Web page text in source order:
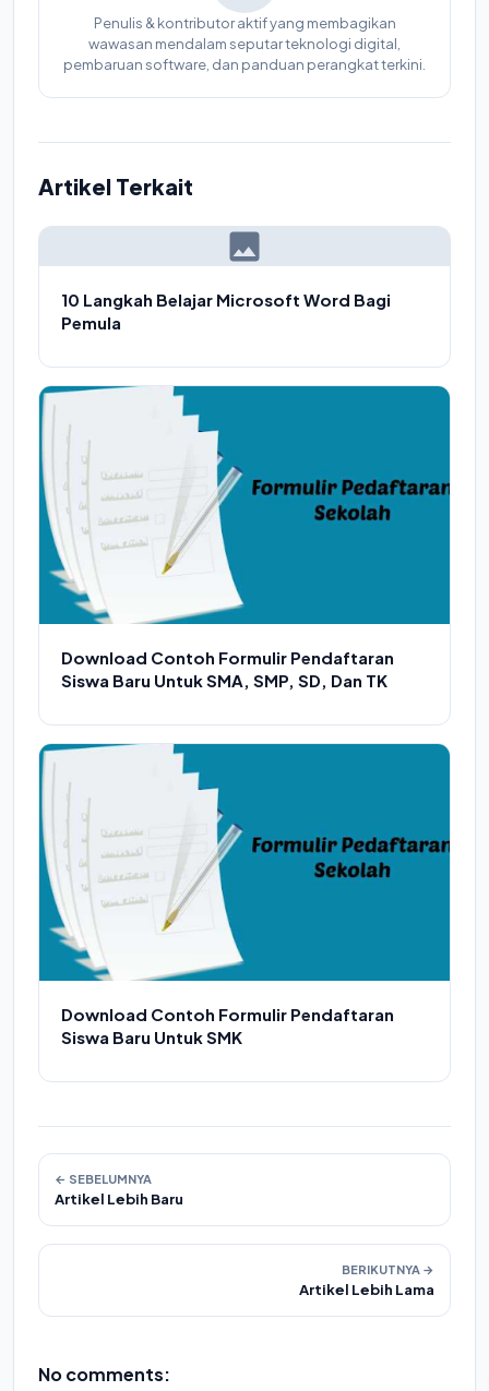
Penulis & kontributor aktif yang membagikan
wawasan mendalam seputar teknologi digital,
pembaruan software, dan panduan perangkat terkini.
Artikel Terkait
10 Langkah Belajar Microsoft Word Bagi
Pemula
Download Contoh Formulir Pendaftaran
Siswa Baru Untuk SMA, SMP, SD, Dan TK
Download Contoh Formulir Pendaftaran
Siswa Baru Untuk SMK
← SEBELUMNYA
Artikel Lebih Baru
BERIKUTNYA →
Artikel Lebih Lama
No comments: